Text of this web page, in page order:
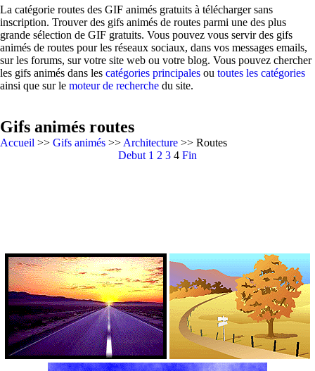
La catégorie routes des GIF animés gratuits à télécharger sans
inscription. Trouver des gifs animés de routes parmi une des plus
grande sélection de GIF gratuits. Vous pouvez vous servir des gifs
animés de routes pour les réseaux sociaux, dans vos messages emails,
sur les forums, sur votre site web ou votre blog. Vous pouvez chercher
les gifs animés dans les catégories principales ou toutes les catégories
ainsi que sur le moteur de recherche du site.
Gifs animés routes
Accueil >> Gifs animés >> Architecture >> Routes
Debut 1 2 3 4 Fin